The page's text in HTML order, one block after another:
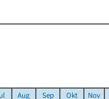
Aug Sep Okt Nov